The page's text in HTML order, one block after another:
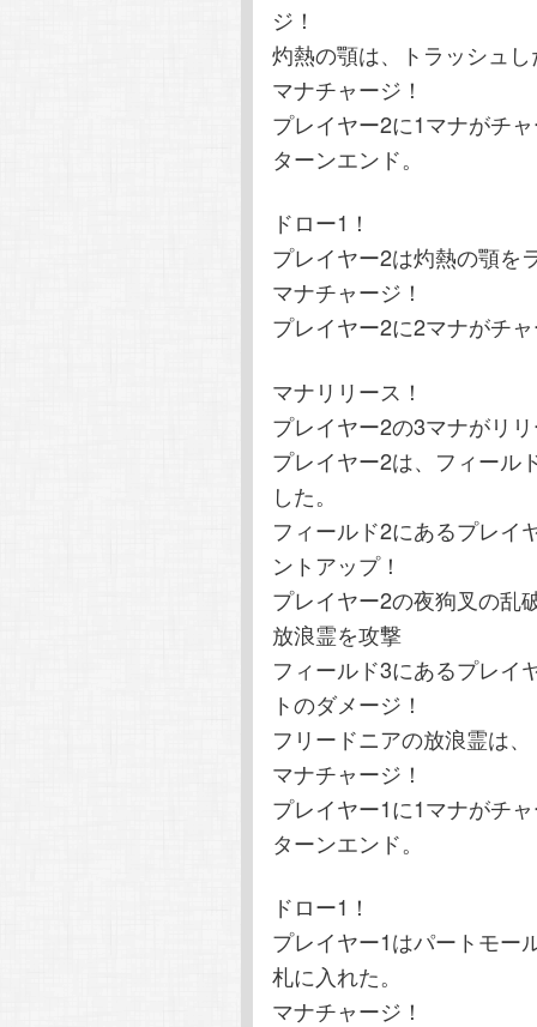
ジ！
灼熱の顎は、トラッシュし
マナチャージ！
プレイヤー2に1マナがチ
ターンエンド。
ドロー1！
プレイヤー2は灼熱の顎を
マナチャージ！
プレイヤー2に2マナがチ
マナリリース！
プレイヤー2の3マナがリ
プレイヤー2は、フィー
した。
フィールド2にあるプレイ
ントアップ！
プレイヤー2の夜狗叉の乱
放浪霊を攻撃
フィールド3にあるプレイ
トのダメージ！
フリードニアの放浪霊は
マナチャージ！
プレイヤー1に1マナがチ
ターンエンド。
ドロー1！
プレイヤー1はパートモー
札に入れた。
マナチャージ！